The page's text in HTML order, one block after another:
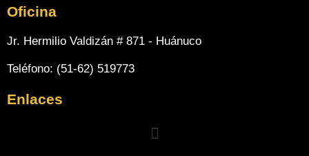
Oficina
Jr. Hermilio Valdizán # 871 - Huánuco
Teléfono: (51-62) 519773
Enlaces
Menu